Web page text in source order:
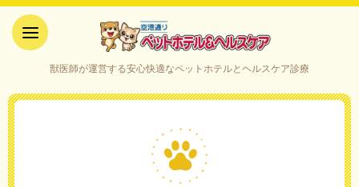
ケア｜山口県宇部市
獣医師が運営する安心快適なペットホテルとヘルスケア診療